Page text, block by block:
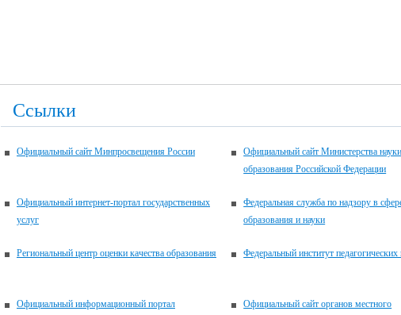
Ссылки
Официальный сайт Минпросвещения России
Официальный сайт Министерства
образования Российской Федерации
Официальный интернет-портал государственных
услуг
Федеральная служба по надзору в
образования и науки
Региональный центр оценки качества образования Федеральный институт
Официальный информационный портал
Официальный сайт органов местного